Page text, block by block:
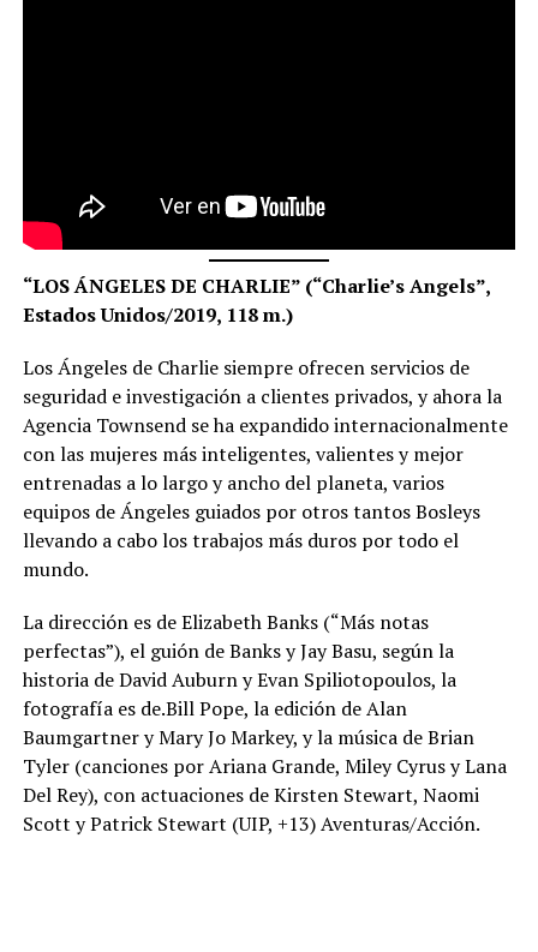
“LOS ÁNGELES DE CHARLIE” (“Charlie’s Angels”,
Estados Unidos/2019, 118 m.)
Los Ángeles de Charlie siempre ofrecen servicios de
seguridad e investigación a clientes privados, y ahora la
Agencia Townsend se ha expandido internacionalmente
con las mujeres más inteligentes, valientes y mejor
entrenadas a lo largo y ancho del planeta, varios
equipos de Ángeles guiados por otros tantos Bosleys
llevando a cabo los trabajos más duros por todo el
mundo.
La dirección es de Elizabeth Banks (“Más notas
perfectas”), el guión de Banks y Jay Basu, según la
historia de David Auburn y Evan Spiliotopoulos, la
fotografía es de.Bill Pope, la edición de Alan
Baumgartner y Mary Jo Markey, y la música de Brian
Tyler (canciones por Ariana Grande, Miley Cyrus y Lana
Del Rey), con actuaciones de Kirsten Stewart, Naomi
Scott y Patrick Stewart (UIP, +13) Aventuras/Acción.